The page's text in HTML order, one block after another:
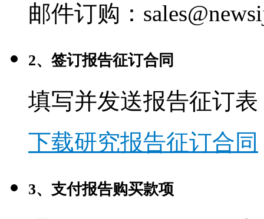
邮件订购：
2、签订报告征订合同
填写并发送报告征订表
下载研究报告征订合同
3、支付报告购买款项